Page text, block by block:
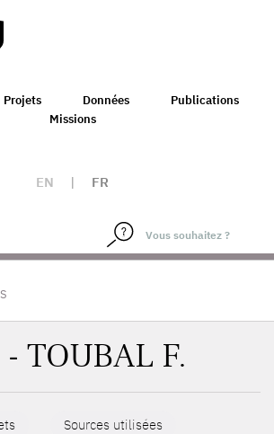
Projets Données
Publications
Missions
EN | FR
TOUBAL F.
Sources utilisées